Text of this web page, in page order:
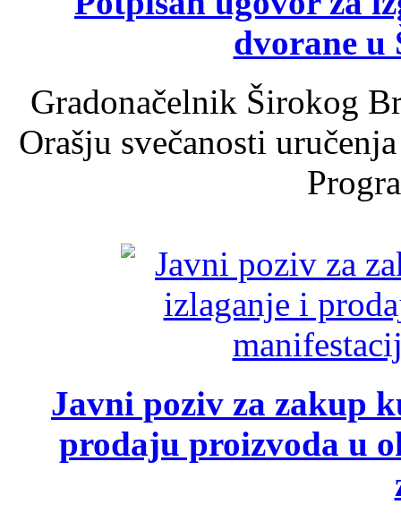
dvorane u
Gradonačelnik Širokog
Orašju svečanosti
Javni poziv za zakup
prodaju proizvoda u